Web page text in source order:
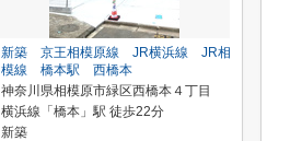
新築 京王相模原線 JR横浜線 JR相
模線 橋本駅 西橋本
神奈川県相模原市緑区西橋本４丁目
横浜線「橋本」駅 徒歩22分
新築